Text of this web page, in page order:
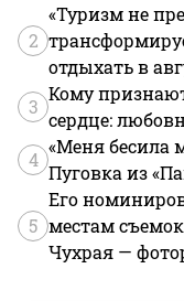
2
«Туризм не
отдыхать в
3
Кому
сердце:
4
«Меня бесила
Пуговка из
5
Его
местам
Чухрая —